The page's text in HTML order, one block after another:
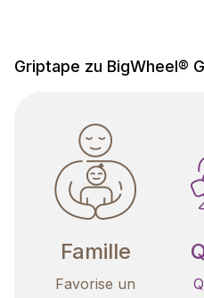
Griptape zu BigWheel®
Famille
Favorise un